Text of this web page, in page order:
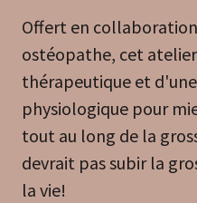
Offert en
ostéopathe, cet
thérapeutique et
physiologique pour
tout au long de la
devrait pas subir la
la vie!